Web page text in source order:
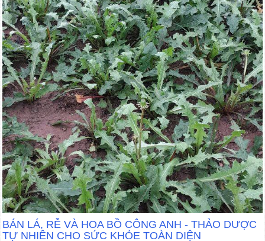
BÁN LÁ, RỄ VÀ HOA BỒ CÔNG ANH - THẢO DƯỢC
TỰ NHIÊN CHO SỨC KHỎE TOÀN DIỆN